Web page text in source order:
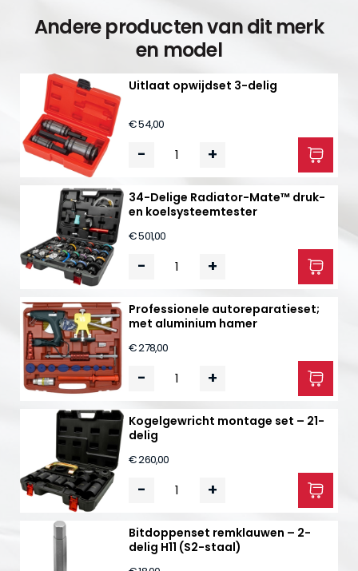
Andere producten van dit merk
en model
Uitlaat opwijdset 3-delig
€ 54,00
- +
34-Delige Radiator-Mate™ druk-
en koelsysteemtester
€ 501,00
- +
Professionele autoreparatieset;
met aluminium hamer
€ 278,00
- +
Kogelgewricht montage set – 21-
delig
€ 260,00
- +
Bitdoppenset remklauwen – 2-
delig H11 (S2-staal)